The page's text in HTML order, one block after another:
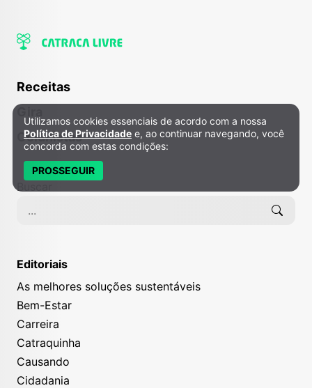
Receitas
Colunistas
Buscar
Editoriais
As melhores soluções sustentáveis
Bem-Estar
Carreira
Catraquinha
Causando
Cidadania
Política de Privacidade e Cookies
Utilizamos cookies essenciais de acordo com a nossa
Política de Privacidade e, ao continuar navegando, você
concorda com estas condições:
PROSSEGUIR